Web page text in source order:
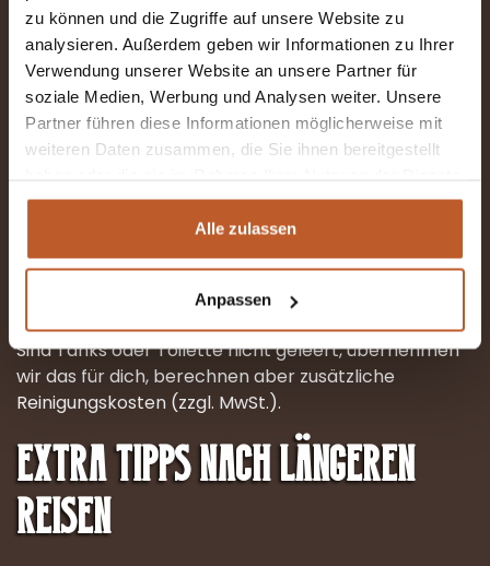
zu können und die Zugriffe auf unsere Website zu
analysieren. Außerdem geben wir Informationen zu Ihrer
Verwendung unserer Website an unsere Partner für
soziale Medien, Werbung und Analysen weiter. Unsere
Partner führen diese Informationen möglicherweise mit
weiteren Daten zusammen, die Sie ihnen bereitgestellt
gesammelt haben.
Alle zulassen
Anpassen
Tanks und Toilette entleeren
Bitte entleere die Toilettenkassette und die
Wassertanks schon auf dem Campingplatz, da dies
The Camper Rentnicht möglich ist.
Sind Tanks oder Toilette nicht geleert, übernehmen
wir das für dich, berechnen aber zusätzliche
Reinigungskosten (zzgl. MwSt.).
Extra Tipps nach längeren
Reisen